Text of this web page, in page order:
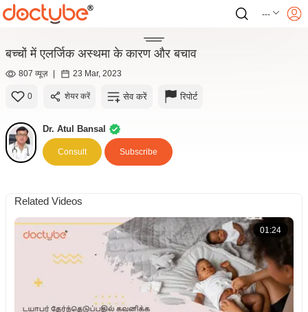
---
बच्चों में एलर्जिक अस्थमा के कारण और बचाव
807 व्यूज़ | 23 Mar, 2023
0 शेयर करें सेव करें रिपोर्ट
Dr. Atul Bansal
Consult Subscribe
Related Videos
01:24